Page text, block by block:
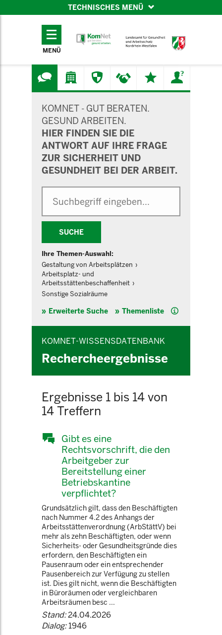
TECHNISCHES MENÜ
TECHNISCHES
MENÜ
KOMNET - GUT BERATEN.
GESUND ARBEITEN.
HIER FINDEN SIE DIE
ANTWORT AUF IHRE FRAGE
ZUR SICHERHEIT UND
GESUNDHEIT BEI DER ARBEIT.
SUCHE
Ihre Themen-Auswahl:
Gestaltung von Arbeitsplätzen
Arbeitsplatz- und
Arbeitsstättenbeschaffenheit
Sonstige Sozialräume
Erweiterte Suche Themenliste Hilfe
KOMNET-WISSENSDATENBANK
Rechercheergebnisse
Ergebnisse 1 bis 14 von
14 Treffern
Gibt es eine
Rechtsvorschrift, die den
Arbeitgeber zur
Bereitstellung einer
Betriebskantine
verpflichtet?
Grundsätzlich gilt, dass den Beschäftigten
nach Nummer 4.2 des Anhangs der
Arbeitsstättenverordnung (ArbStättV) bei
mehr als zehn Beschäftigten, oder wenn
Sicherheits- oder Gesundheitsgründe dies
erfordern, den Beschäftigten ein
Pausenraum oder ein entsprechender
Pausenbereich zur Verfügung zu stellen
ist. Dies gilt nicht, wenn die Beschäftigten
in Büroräumen oder vergleichbaren
Arbeitsräumen besc ...
Stand:24.04.2026
Dialog:1946